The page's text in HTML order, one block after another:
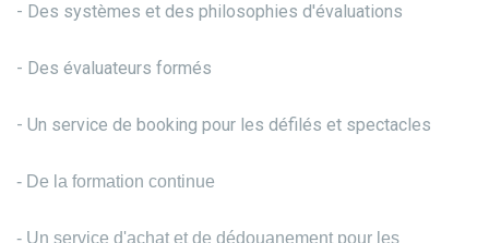
- Des systèmes et des philosophies d'évaluations
- Des évaluateurs formés
- Un service de booking pour les défilés et spectacles
- De la formation continue
- Un service d'achat et de dédouanement pour les